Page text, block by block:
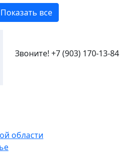
Показать все
Звоните! +7 (903) 170-13-84
области